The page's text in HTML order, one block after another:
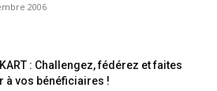
2006
: Challengez, fédérez et faites
à vos bénéficiaires !